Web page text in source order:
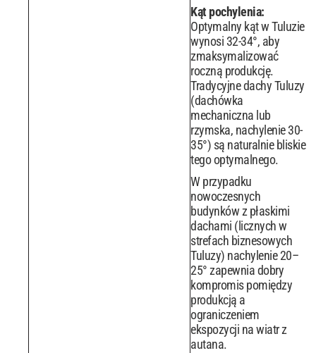
Kąt pochylenia:
Optymalny kąt w Tuluzie
wynosi 32-34°, aby
zmaksymalizować
roczną produkcję.
Tradycyjne dachy Tuluzy
(dachówka
mechaniczna lub
rzymska, nachylenie 30-
35°) są naturalnie bliskie
tego optymalnego.
W przypadku
nowoczesnych
budynków z płaskimi
dachami (licznych w
strefach biznesowych
Tuluzy) nachylenie 20–
25° zapewnia dobry
kompromis pomiędzy
produkcją a
ograniczeniem
ekspozycji na wiatr z
autana.